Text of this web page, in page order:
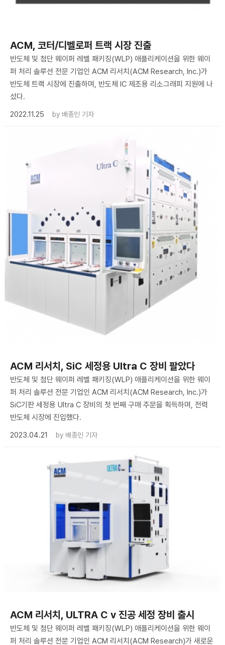
ACM, 코터/디벨로퍼 트랙 시장 진출
반도체 및 첨단 웨이퍼 레벨 패키징(WLP) 애플리케이션을 위한 웨이
퍼 처리 솔루션 전문 기업인 ACM 리서치(ACM Research, Inc.)가
반도체 트랙 시장에 진출하며, 반도체 IC 제조용 리소그래피 지원에 나
섰다.
2022.11.25
by 배종인 기자
ACM 리서치, SiC 세정용 Ultra C 장비 팔았다
반도체 및 첨단 웨이퍼 레벨 패키징(WLP) 애플리케이션을 위한 웨이
퍼 처리 솔루션 전문 기업인 ACM 리서치(ACM Research, Inc.)가
SiC기판 세정용 Ultra C 장비의 첫 번째 구매 주문을 획득하며, 전력
반도체 시장에 진입했다.
2023.04.21
by 배종인 기자
ACM 리서치, ULTRA C v 진공 세정 장비 출시
반도체 및 첨단 웨이퍼 레벨 패키징(WLP) 애플리케이션을 위한 웨이
퍼 처리 솔루션 전문 기업인 ACM 리서치(ACM Research)가 새로운